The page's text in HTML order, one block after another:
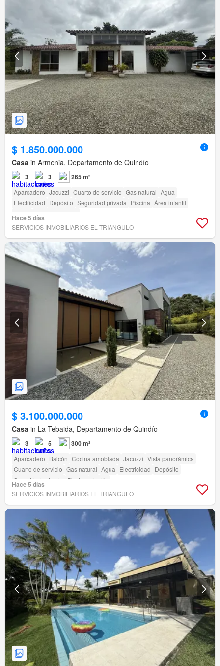
$ 1.850.000.000
Casa in Armenia, Departamento de Quindío
3 3 265 m²
Aparcadero Jacuzzi Cuarto de servicio Gas natural Agua
Electricidad Depósito Seguridad privada Piscina Área infantil
Jardín
Cancha de tenis
Hace 5 días
SERVICIOS INMOBILIARIOS EL TRIANGULO
$ 3.100.000.000
Casa in La Tebaida, Departamento de Quindío
3 5 300 m²
Aparcadero Balcón Cocina amoblada Jacuzzi Vista panorámica
Cuarto de servicio Gas natural Agua Electricidad Depósito
Seguridad privada
Piscina Jardín
Hace 5 días
SERVICIOS INMOBILIARIOS EL TRIANGULO